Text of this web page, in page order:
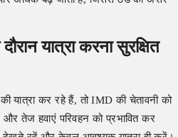
यात्रा करना सुरक्षित
की यात्रा कर रहे हैं, तो IMD की चेतावनी को
और तेज हवाएं परिवहन को प्रभावित कर